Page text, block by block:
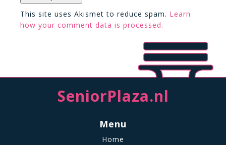
This site uses Akismet to reduce spam. Learn
how your comment data is processed.
SeniorPlaza.nl
Menu
Home